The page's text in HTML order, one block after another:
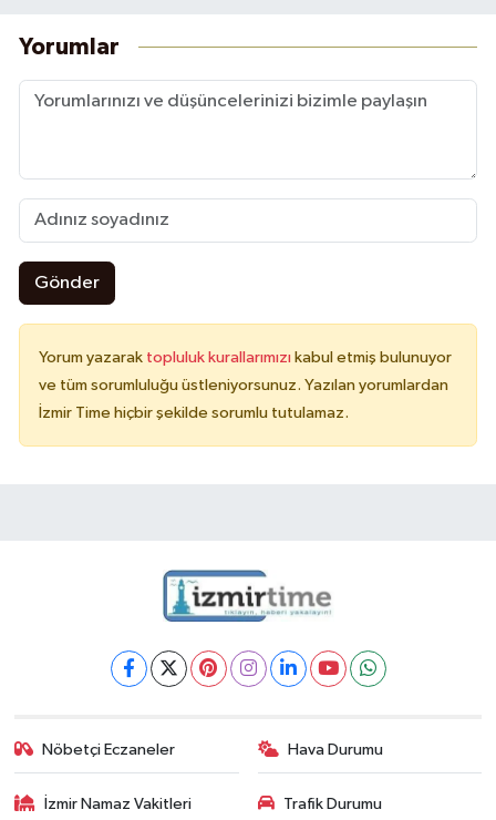
Yorumlar
Gönder
Yorum yazarak topluluk kurallarımızı kabul etmiş bulunuyor
ve tüm sorumluluğu üstleniyorsunuz. Yazılan yorumlardan
İzmir Time hiçbir şekilde sorumlu tutulamaz.
Nöbetçi Eczaneler Hava Durumu
İzmir Namaz Vakitleri Trafik Durumu